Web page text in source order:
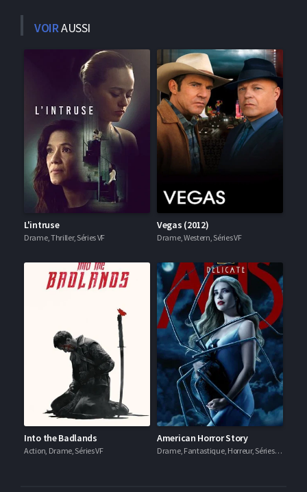
VOIRAUSSI
L'intruse
Drame, Thriller, Séries VF
Vegas (2012)
Drame, Western, Séries VF
Into the Badlands
Action, Drame, Séries VF
American Horror Story
Drame, Fantastique, Horreur, Séries VF